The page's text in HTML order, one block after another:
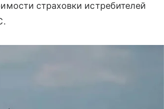
страховки истребителей